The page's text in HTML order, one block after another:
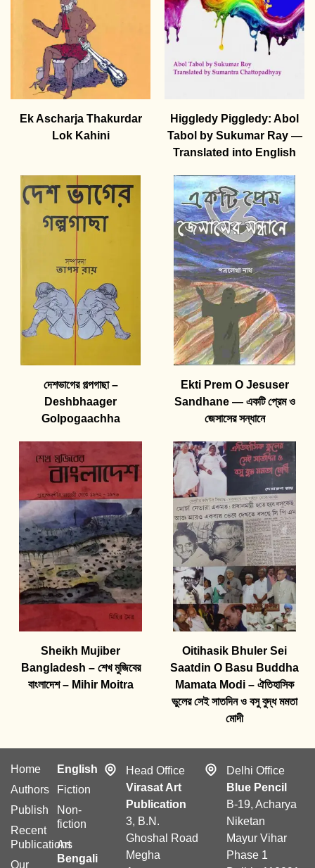
Ek Ascharja Thakurdar
Lok Kahini
Higgledy Piggledy: Abol
Tabol by Sukumar Ray —
Translated into English
দেশভাগের গল্পগাছা –
Deshbhaager
Golpogaachha
Ekti Prem O Jesuser
Sandhane — একটি প্রেম ও
জেসাসের সন্ধানে
Sheikh Mujiber
Bangladesh – শেখ মুজিবের
বাংলাদেশ – Mihir Moitra
Oitihasik Bhuler Sei
Saatdin O Basu Buddha
Mamata Modi – ঐতিহাসিক
ভুলের সেই সাতদিন ও বসু বুদ্ধ মমতা
মোদী
Home
Authors
Publish
Recent
Publications
Our
English
Fiction
Non-
fiction
Art
Bengali
Head Office
Virasat Art
Publication
3, B.N.
Ghoshal Road
Megha
Delhi Office
Blue Pencil
B-19, Acharya
Niketan
Mayur Vihar
Phase 1